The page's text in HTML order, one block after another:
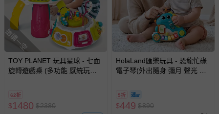
搶購一空
TOY PLANET 玩具星球 - 七面
旋轉遊戲桌 (多功能 感統玩具
推薦)
62折
$1480 $2380
HolaLand匯樂玩具 - 恐龍忙碌
電子琴(外出隨身 彌月 聲光 感
5折
$449 $890